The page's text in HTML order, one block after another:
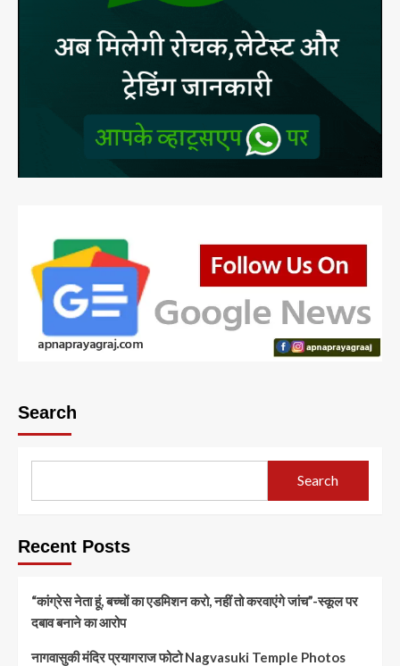
Search
Search
Recent Posts
“कांग्रेस नेता हूं, बच्चों का एडमिशन करो, नहीं तो करवाएंगे जांच”-स्कूल पर
दबाव बनाने का आरोप
नागवासुकी मंदिर प्रयागराज फोटो Nagvasuki Temple Photos